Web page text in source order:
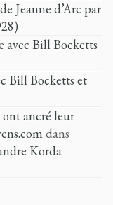
Jeanne d’Arc par
Bill Bocketts
Bill Bocketts et
ancré leur
dans
Korda